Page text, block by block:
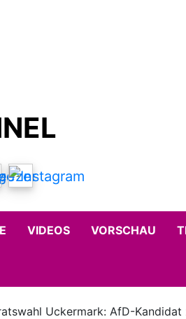
VIDEOS VORSCHAU
Uckermark: AfD-